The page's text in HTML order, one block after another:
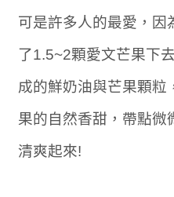
可是許多人的最愛，因
了1.5~2顆愛文芒果下
成的鮮奶油與芒果顆粒
果的自然香甜，帶點微
清爽起來!